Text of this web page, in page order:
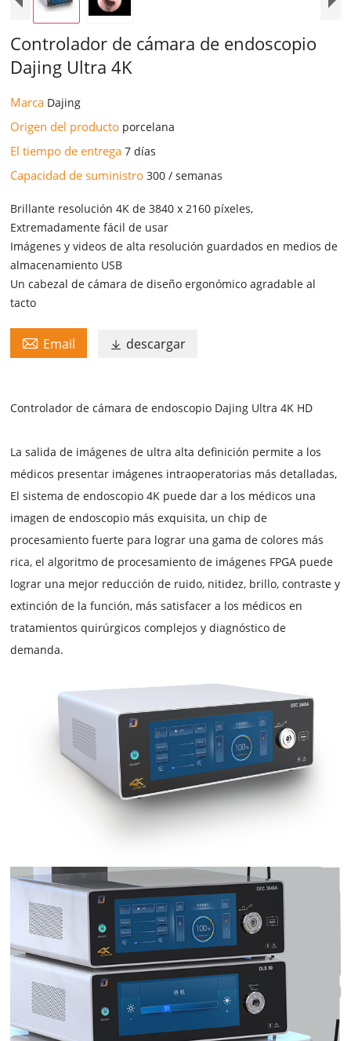
Controlador de cámara de endoscopio
Dajing Ultra 4K
Marca Dajing
Origen del producto porcelana
El tiempo de entrega7 días
Capacidad de suministro300 / semanas
Brillante resolución 4K de 3840 x 2160 píxeles,
Extremadamente fácil de usar
Imágenes y videos de alta resolución guardados en medios de
almacenamiento USB
Un cabezal de cámara de diseño ergonómico agradable al
tacto
 Email  descargar
Controlador de cámara de endoscopio Dajing Ultra 4K HD
La salida de imágenes de ultra alta definición permite a los
médicos presentar imágenes intraoperatorias más detalladas,
El sistema de endoscopio 4K puede dar a los médicos una
imagen de endoscopio más exquisita, un chip de
procesamiento fuerte para lograr una gama de colores más
rica, el algoritmo de procesamiento de imágenes FPGA puede
lograr una mejor reducción de ruido, nitidez, brillo, contraste y
extinción de la función, más satisfacer a los médicos en
tratamientos quirúrgicos complejos y diagnóstico de
demanda.